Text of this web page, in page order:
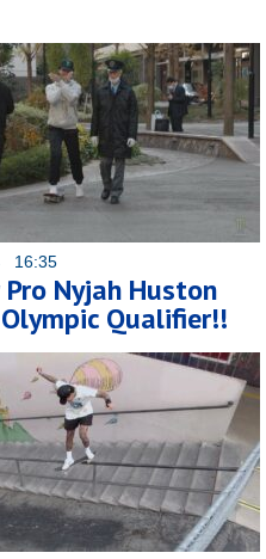
16:35
Nyjah Huston
Qualifier!!